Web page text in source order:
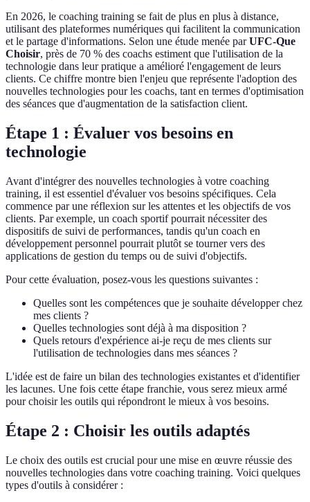
En 2026, le coaching training se fait de plus en plus à distance,
utilisant des plateformes numériques qui facilitent la communication
et le partage d'informations. Selon une étude menée parUFC-Que
Choisir, près de 70 % des coachs estiment que l'utilisation de la
technologie dans leur pratique a amélioré l'engagement de leurs
clients. Ce chiffre montre bien l'enjeu que représente l'adoption des
nouvelles technologies pour les coachs, tant en termes d'optimisation
des séances que d'augmentation de la satisfaction client.
Étape 1 : Évaluer vos besoins en
technologie
Avant d'intégrer des nouvelles technologies à votre coaching
training, il est essentiel d'évaluer vos besoins spécifiques. Cela
commence par une réflexion sur les attentes et les objectifs de vos
clients. Par exemple, un coach sportif pourrait nécessiter des
dispositifs de suivi de performances, tandis qu'un coach en
développement personnel pourrait plutôt se tourner vers des
applications de gestion du temps ou de suivi d'objectifs.
Pour cette évaluation, posez-vous les questions suivantes :
Quelles sont les compétences que je souhaite développer chez
mes clients ?
Quelles technologies sont déjà à ma disposition ?
Quels retours d'expérience ai-je reçu de mes clients sur
l'utilisation de technologies dans mes séances ?
L'idée est de faire un bilan des technologies existantes et d'identifier
les lacunes. Une fois cette étape franchie, vous serez mieux armé
pour choisir les outils qui répondront le mieux à vos besoins.
Étape 2 : Choisir les outils adaptés
Le choix des outils est crucial pour une mise en œuvre réussie des
nouvelles technologies dans votre coaching training. Voici quelques
types d'outils à considérer :